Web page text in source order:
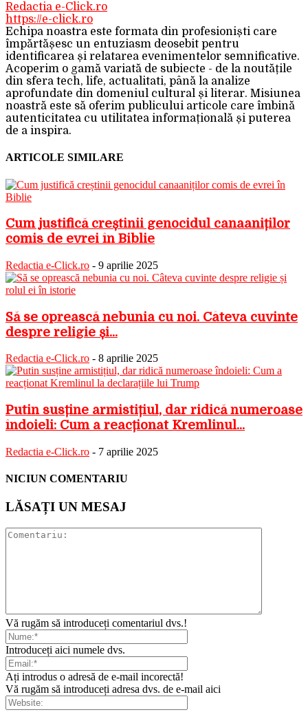
Redactia e-Click.ro
https://e-click.ro
Echipa noastra este formata din profesioniști care
împărtășesc un entuziasm deosebit pentru
identificarea și relatarea evenimentelor semnificative.
Acoperim o gamă variată de subiecte - de la noutățile
din sfera tech, life, actualitati, până la analize
aprofundate din domeniul cultural și literar. Misiunea
noastră este să oferim publicului articole care îmbină
autenticitatea cu utilitatea informațională și puterea
de a inspira.
ARTICOLE SIMILARE
Cum justifică creștinii genocidul canaaniților
comis de evrei în Biblie
Redactia e-Click.ro - 9 aprilie 2025
Să se oprească nebunia cu noi. Câteva cuvinte
despre religie și...
Redactia e-Click.ro - 8 aprilie 2025
Putin susține armistițiul, dar ridică numeroase
îndoieli: Cum a reacționat Kremlinul...
Redactia e-Click.ro - 7 aprilie 2025
NICIUN COMENTARIU
LĂSAȚI UN MESAJ
Vă rugăm să introduceți comentariul dvs.!
Introduceți aici numele dvs.
Ați introdus o adresă de e-mail incorectă!
Vă rugăm să introduceți adresa dvs. de e-mail aici